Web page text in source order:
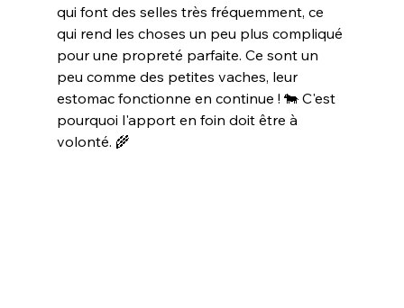
qui font des selles très fréquemment, ce
qui rend les choses un peu plus compliqué
pour une propreté parfaite. Ce sont un
peu comme des petites vaches, leur
estomac fonctionne en continue ! 🐄 C'est
pourquoi l'apport en foin doit être à
volonté. 🌾